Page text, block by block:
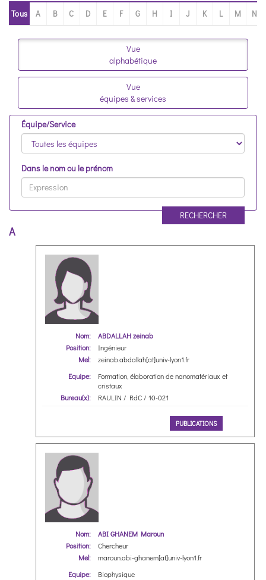
Tous A B C D E F G H I J K L M N
Vue
alphabétique
Vue
équipes & services
Équipe/Service
Dans le nom ou le prénom
RECHERCHER
A
Nom:
ABDALLAH zeinab
Position:
Ingénieur
Mel:
zeinab.abdallah[at]univ-lyon1.fr
Equipe:
Formation, élaboration de nanomatériaux et
cristaux
Bureau(x):
RAULIN / RdC / 10-021
PUBLICATIONS
Nom:
ABI GHANEM Maroun
Position:
Chercheur
Mel:
maroun.abi-ghanem[at]univ-lyon1.fr
Equipe:
Biophysique